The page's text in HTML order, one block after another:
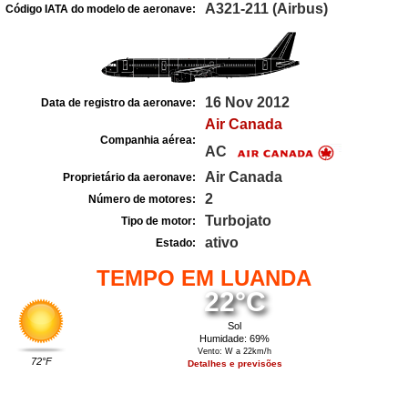
Código IATA do modelo de aeronave: A321-211 (Airbus)
Data de registro da aeronave: 16 Nov 2012
Companhia aérea:
Air Canada
AC
Proprietário da aeronave: Air Canada
Número de motores: 2
Tipo de motor: Turbojato
Estado: ativo
TEMPO EM LUANDA
72°F
22°C
Sol
Humidade: 69%
Vento: W a 22km/h
Detalhes e previsões